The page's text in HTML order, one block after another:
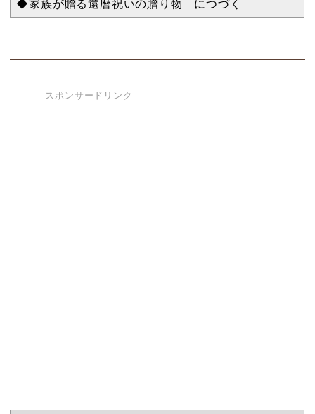
◆家族が贈る還暦祝いの贈り物 につづく
スポンサードリンク